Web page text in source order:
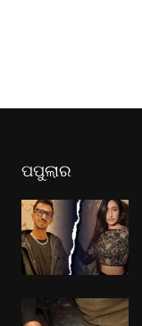
ପପୁଲାର